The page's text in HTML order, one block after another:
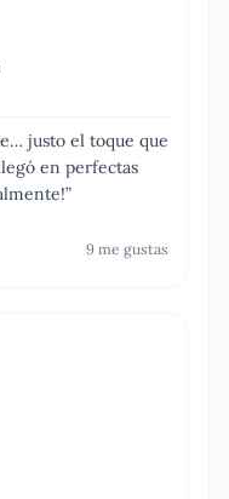
justo el toque que
en perfectas
”
9 me gustas